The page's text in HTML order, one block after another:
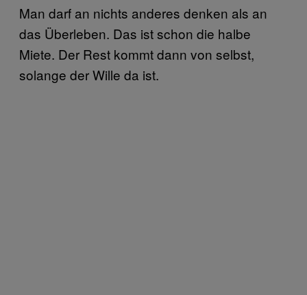
Man darf an nichts anderes denken als an
das Überleben. Das ist schon die halbe
Miete. Der Rest kommt dann von selbst,
solange der Wille da ist.